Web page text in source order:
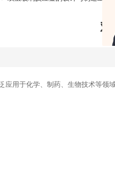
双
应用于化学、制药、生物技术等领